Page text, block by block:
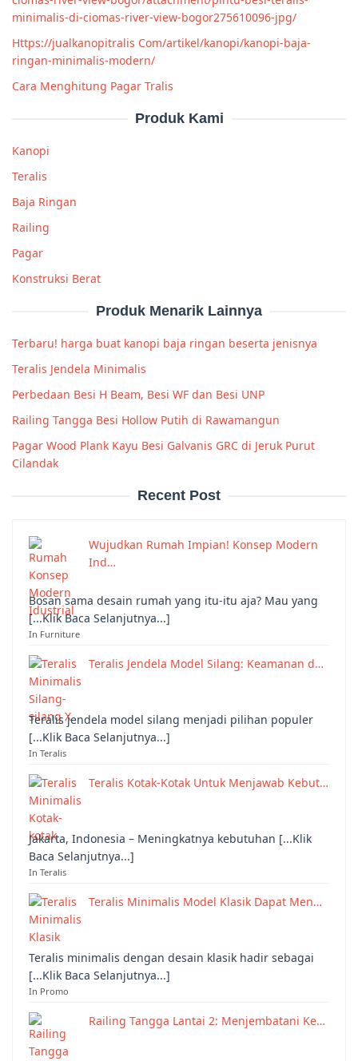
minimalis-di-ciomas-river-view-bogor275610096-jpg/
Https://jualkanopitralis Com/artikel/kanopi/kanopi-baja-
ringan-minimalis-modern/
Cara Menghitung Pagar Tralis
Produk Kami
Kanopi
Teralis
Baja Ringan
Railing
Pagar
Konstruksi Berat
Produk Menarik Lainnya
Terbaru! harga buat kanopi baja ringan beserta jenisnya
Teralis Jendela Minimalis
Perbedaan Besi H Beam, Besi WF dan Besi UNP
Railing Tangga Besi Hollow Putih di Rawamangun
Pagar Wood Plank Kayu Besi Galvanis GRC di Jeruk Purut
Cilandak
Recent Post
Wujudkan Rumah Impian! Konsep Modern
Ind…
Bosan sama desain rumah yang itu-itu aja? Mau yang
[...Klik Baca Selanjutnya...]
In Furniture
Teralis Jendela Model Silang: Keamanan d…
Teralis jendela model silang menjadi pilihan populer
[...Klik Baca Selanjutnya...]
In Teralis
Teralis Kotak-Kotak Untuk Menjawab Kebut…
Jakarta, Indonesia – Meningkatnya kebutuhan [...Klik
Baca Selanjutnya...]
In Teralis
Teralis Minimalis Model Klasik Dapat Men…
Teralis minimalis dengan desain klasik hadir sebagai
[...Klik Baca Selanjutnya...]
In Promo
Railing Tangga Lantai 2: Menjembatani Ke…